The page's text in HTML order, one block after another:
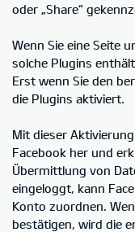
oder „Share“
Wenn Sie eine Seite
solche Plugins
Erst wenn Sie den
die Plugins aktiviert.
Mit dieser
Facebook her und
Übermittlung von
eingeloggt, kann
Konto zuordnen.
bestätigen, wird die